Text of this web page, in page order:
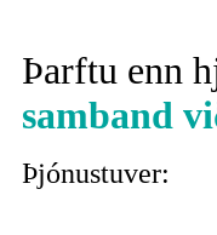
Þarftu enn
samband
Þjónustuver: